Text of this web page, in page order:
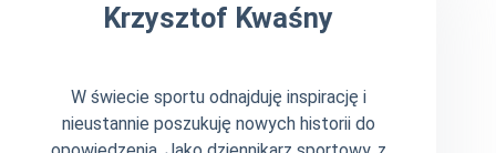
Krzysztof Kwaśny
W świecie sportu odnajduję inspirację i
nieustannie poszukuję nowych historii do